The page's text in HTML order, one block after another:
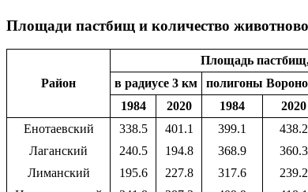
Площади пастбищ и количество
Район
Площадь
в радиусе 3 км
полигоны
1984
2020 1984 2020
Енотаевский
338.5 401.1 399.1 438.2
Лаганский
240.5 194.8 368.9 360.3
Лиманский
195.6 227.8 317.6 239.2